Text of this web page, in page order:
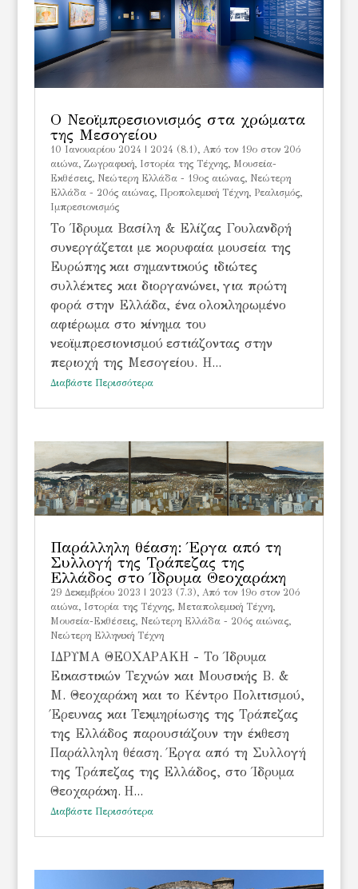
Ο Νεοϊμπρεσιονισμός στα χρώματα
της Μεσογείου
10 Ιανουαρίου 2024 | 2024 (8.1)
Από τον 19ο στον 20ό
αιώνα, Ζωγραφική, Ιστορία της Τέχνης, Μουσεία-
Εκθέσεις, Νεώτερη Ελλάδα - 19ος αιώνας, Νεώτερη
Ελλάδα - 20ός αιώνας, Προπολεμική Τέχνη, Ρεαλισμός,
Ιμπρεσιονισμός
Το Ίδρυμα Βασίλη & Ελίζας Γουλανδρή
συνεργάζεται με κορυφαία μουσεία της
Ευρώπης και σημαντικούς ιδιώτες
συλλέκτες και διοργανώνει, για πρώτη
φορά στην Ελλάδα, ένα ολοκληρωμένο
αφιέρωμα στο κίνημα του
νεοϊμπρεσιονισμού εστιάζοντας στην
περιοχή της Μεσογείου. Η...
Διαβάστε Περισσότερα
Παράλληλη θέαση: Έργα από τη
Συλλογή της Τράπεζας της
Ελλάδος στο Ίδρυμα Θεοχαράκη
29 Δεκεμβρίου 2023 | 2023 (7.3)
Από τον 19ο στον 20ό
αιώνα, Ιστορία της Τέχνης, Μεταπολεμική Τέχνη,
Μουσεία-Εκθέσεις, Νεώτερη Ελλάδα - 20ός αιώνας,
Νεώτερη Ελληνική Τέχνη
ΙΔΡΥΜΑ ΘΕΟΧΑΡΑΚΗ - Το Ίδρυμα
Εικαστικών Τεχνών και Μουσικής Β. &
Μ. Θεοχαράκη και το Κέντρο Πολιτισμού,
Έρευνας και Τεκμηρίωσης της Τράπεζας
της Ελλάδος παρουσιάζουν την έκθεση
Παράλληλη θέαση. Έργα από τη Συλλογή
της Τράπεζας της Ελλάδος, στο Ίδρυμα
Θεοχαράκη. Η...
Διαβάστε Περισσότερα